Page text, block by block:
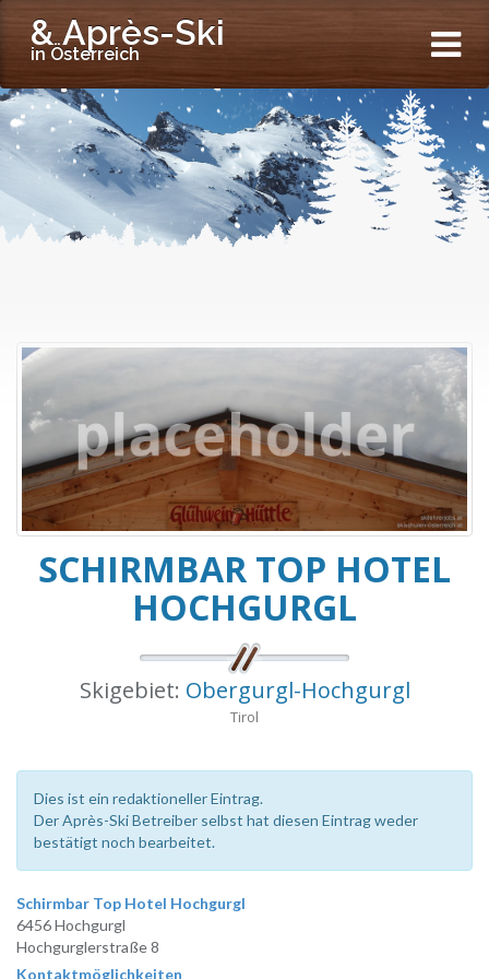
& Après-Ski
in Österreich
SCHIRMBAR TOP HOTEL
HOCHGURGL
Skigebiet: Obergurgl-Hochgurgl
Tirol
Dies ist ein redaktioneller Eintrag.
Der Après-Ski Betreiber selbst hat diesen Eintrag weder
bestätigt noch bearbeitet.
Schirmbar Top Hotel Hochgurgl
6456 Hochgurgl
Hochgurglerstraße 8
Kontaktmöglichkeiten